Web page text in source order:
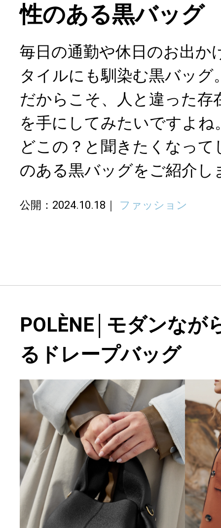
性のある黒バッグ
毎日の通勤や休日のお出か
タイルにも馴染む黒バッグ
だからこそ、人と違った存
を手にしてみたいですよね
どこの？と聞きたくなっ
のある黒バッグをご紹介し
公開：2024.10.18 ファッション
POLÈNE│モダンなが
るドレープバッグ